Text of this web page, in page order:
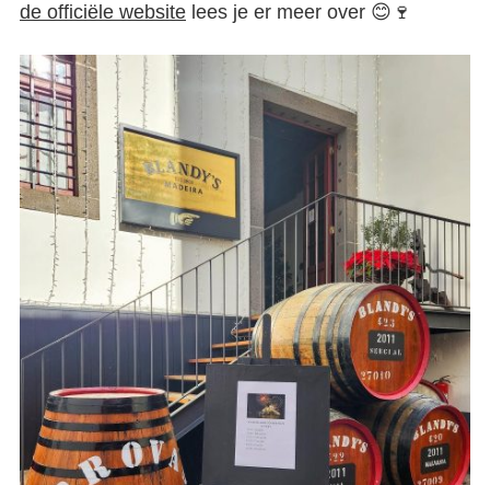
de officiële website lees je er meer over 😊🍷